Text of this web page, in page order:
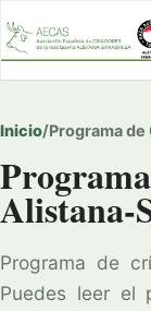
Inicio/Programa de
Alistana-
Programa de
Puedes leer el